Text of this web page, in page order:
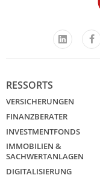
LinkedIn
RESSORTS
VERSICHERUNGEN
FINANZBERATER
INVESTMENTFONDS
IMMOBILIEN &
SACHWERTANLAGEN
DIGITALISIERUNG